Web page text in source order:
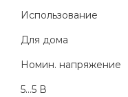
Использование
Для дома
Номин. напряжение
5...5 В